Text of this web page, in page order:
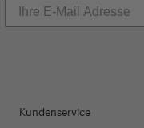
Kundenservice